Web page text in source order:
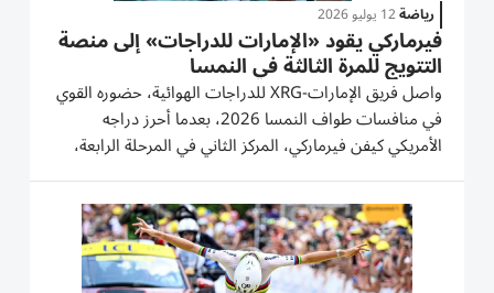
رياضة12 يوليو 2026
فيرماركي يقود «الإمارات للدراجات» إلى منصة
التتويج للمرة الثالثة في النمسا
واصل فريق الإمارات-XRG للدراجات الهوائية، حضوره القوي
في منافسات طواف النمسا 2026، بعدما أحرز دراجه
الأمريكي كيفن فيرماركي، المركز الثاني في المرحلة الرابعة،
ليصعد إلى منصة التتويج للمرة الثالثة خلال السباق، ويحافظ
في الوقت ذاته على المركز الثاني في الترتيب العام، قبل...